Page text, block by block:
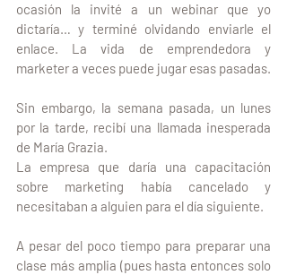
ocasión la invité a un webinar que yo
dictaría… y terminé olvidando enviarle el
enlace. La vida de emprendedora y
marketer a veces puede jugar esas pasadas.
Sin embargo, la semana pasada, un lunes
por la tarde, recibí una llamada inesperada
de María Grazia.
La empresa que daría una capacitación
sobre marketing había cancelado y
necesitaban a alguien para el día siguiente.
A pesar del poco tiempo para preparar una
clase más amplia (pues hasta entonces solo